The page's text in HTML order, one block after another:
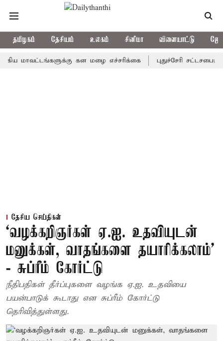
தமிழகம் தேசியம் உலகம் சினிமா விளையாட்டு
கன மழை எச்சரிக்கை புதுச்சேரி சட்டசபையில்
தேசிய செய்திகள்
‘வழக்கறிஞர்கள் ஏ.ஐ. உதவியுடன்
மனுக்கள், வாதங்களை தயாரிக்கலாம்’
- சுப்ரீம் கோர்ட்டு
நீதிபதிகள் தீர்ப்புகளை வழங்க ஏ.ஐ. உதவியை
பயன்பாடுக் கூடாது என சுப்ரீம் கோர்ட்டு
தெரிவித்துள்ளது.